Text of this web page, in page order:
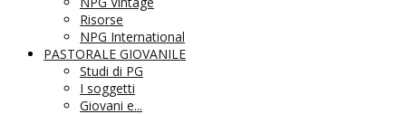
Risorse
NPG International
PASTORALE GIOVANILE
Studi di PG
I soggetti
Giovani e...